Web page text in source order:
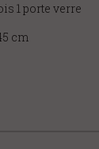
1 porte verre
cm